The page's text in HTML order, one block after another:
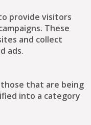
provide visitors
These
and collect
ads.
that are being
into a category